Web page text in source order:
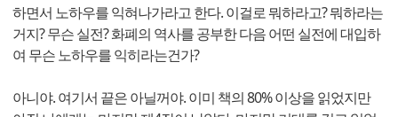
하면서 노하우를 익혀나가라고 한다. 이걸로 뭐하라고? 뭐하라는
거지? 무슨 실전? 화폐의 역사를 공부한 다음 어떤 실전에 대입하
여 무슨 노하우를 익히라는건가?
아니야. 여기서 끝은 아닐꺼야. 이미 책의 80% 이상을 읽었지만